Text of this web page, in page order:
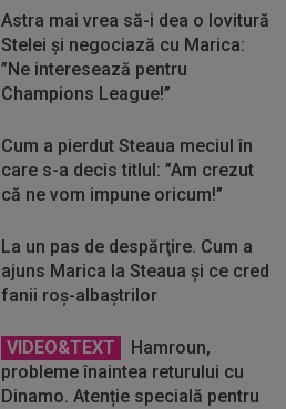
Astra mai vrea să-i dea o lovitură
Stelei și negociază cu Marica:
”Ne interesează pentru
Champions League!”
Cum a pierdut Steaua meciul în
care s-a decis titlul: ”Am crezut
că ne vom impune oricum!”
La un pas de despărţire. Cum a
ajuns Marica la Steaua şi ce cred
fanii roş-albaştrilor
VIDEO&TEXT
Hamroun,
probleme înaintea returului cu
Dinamo. Atenție specială pentru